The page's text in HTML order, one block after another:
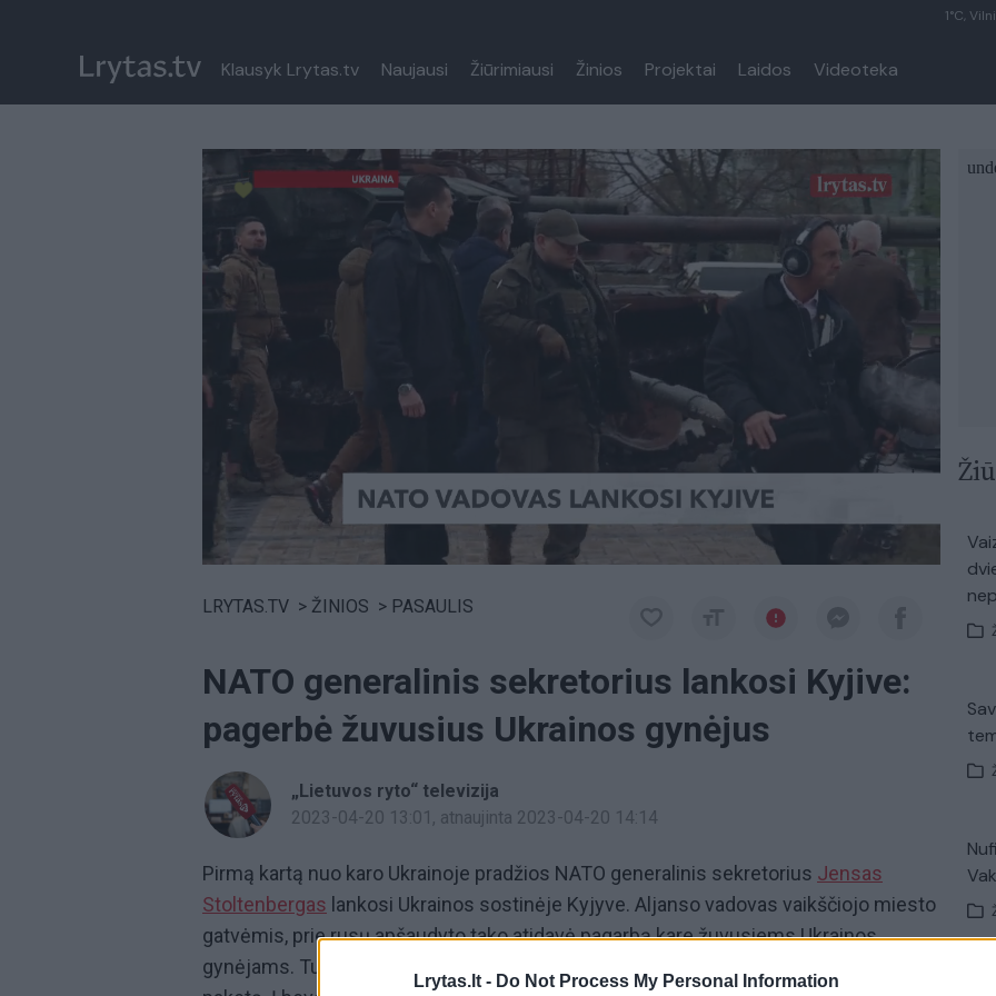
Lrytas.lt - Do Not Process My Personal Information
1°C,
Klausyk Lrytas.tv Naujausi Žiūrimiausi Žinios Projektai Laidos Videoteka
Paremkite Ukrainą
LRYTAS.TV > ŽINIOS > PASAULIS
NATO generalinis sekretorius lankosi Kyjive:
pagerbė žuvusius Ukrainos gynėjus
„Lietuvos ryto“ televizija
2023-04-20 13:01 , atnaujinta 2023-04-20 14:14
Pirmą kartą nuo karo Ukrainoje pradžios NATO generalinis sekretorius Jensas
Stoltenbergas lankosi Ukrainos sostinėje Kyjyve. Aljanso vadovas vaikščiojo miesto
gatvėmis, prie rusų apšaudyto tako atidavė pagarbą kare žuvusiems Ukrainos
gynėjams. Tuo tarpu Jungtinės Valstijos skelbia apie dar vieną paramos Ukrainai